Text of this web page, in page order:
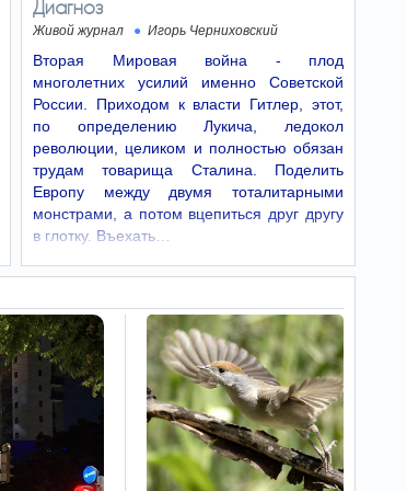
Даже без кондиционера и дорогостоящего
более комфортными в летний зной. Эксперты
советуют обратить внимание на текстиль,
освещение, вентиляцию и цветовую гамму…
Прогноз погоды в
Израиле на 7 августа:
спад жары, переменная
облачность
Согласно прогнозу
метеослужбы Израиля, в пятницу, 7 августа,
близкой к среднесезонной. Переменная
05:31
В США одобрили
первую мРНК-вакцину
против сезонного гриппа
Управление по санитарному
надзору за качеством пищевых продуктов и
медикаментов США (FDA) одобрило вакцину
mFlusiva компании Moderna для
профилактики сезонного гриппа у взрослых.
Препарат стал первой…
Диагноз
Живой журнал Игорь Черниховский
Вторая Мировая война - плод
многолетних усилий именно Советской
России. Приходом к власти Гитлер, этот,
по определению Лукича, ледокол
революции, целиком и полностью обязан
трудам товарища Сталина. Поделить
Европу между двумя тоталитарными
монстрами, а потом вцепиться друг другу
в глотку. Въехать…